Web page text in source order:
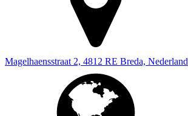
Magelhaensstraat 2, 4812 RE Breda, Nederland